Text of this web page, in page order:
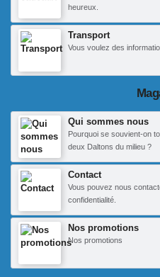
heureux.
Transport
Vous voulez des
Qui sommes nous
Pourquoi se souvient-on
deux Daltons du milieu ?
Contact
Vous pouvez nous
confidentialité.
Nos promotions
Nos promotions